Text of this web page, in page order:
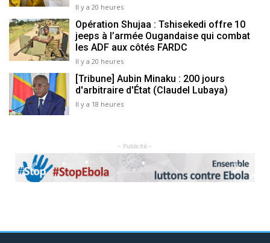
Il y a 20 heures
Opération Shujaa : Tshisekedi offre 10
jeeps à l’armée Ougandaise qui combat
les ADF aux côtés FARDC
Il y a 20 heures
[Tribune] Aubin Minaku : 200 jours
d'arbitraire d'État (Claudel Lubaya)
Il y a 18 heures
- Publicité -
Previous Next